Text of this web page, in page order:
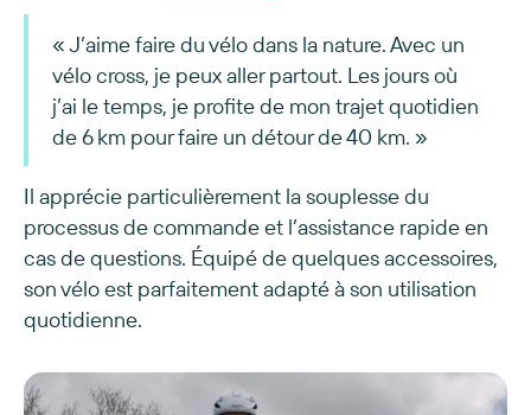
« J’aime faire du vélo dans la nature. Avec un
vélo cross, je peux aller partout. Les jours où
j’ai le temps, je profite de mon trajet quotidien
de 6 km pour faire un détour de 40 km. »
Il apprécie particulièrement la souplesse du
processus de commande et l’assistance rapide en
cas de questions. Équipé de quelques accessoires,
son vélo est parfaitement adapté à son utilisation
quotidienne.